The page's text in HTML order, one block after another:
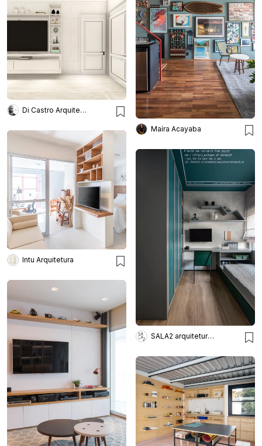
Maíra Acayaba
Di Castro Arquitetura
Intu Arquitetura
SALA2 arquitetura e design